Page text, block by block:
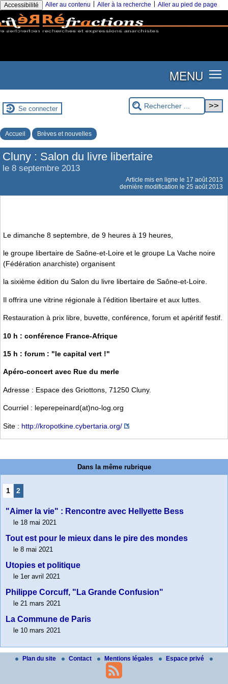
Accessibilité Aller au contenu Aller à la recherche Aller au pied de page
MENU
Se connecter
Accueil Brèves et nouvelles
Cluny : Salon du livre libertaire
le 8 septembre 2013
Article mis en ligne le 17 août 2013
dernière modification le 25 août 2013
Le dimanche 8 septembre, de 9 heures à 19 heures,
le groupe libertaire de Saône-et-Loire et le groupe La Vache noire
(Fédération anarchiste) organisent
la sixième édition du Salon du livre libertaire de Saône-et-Loire.
Il offrira une vitrine régionale à l’édition libertaire et aux luttes.
Restauration à prix libre, buvette, conférence, forum et apéritif festif.
10 h : conférence France-Afrique
15 h : forum : "le capital vert !"
Apéro-concert avec Rue du merle
Adresse : Espace des Griottons, 71250 Cluny.
Courriel : leperepeinard(at)no-log.org
Site : http://kropotkine.cybertaria.org/
Dans la même rubrique
1 2
"Aimer la vie" : Rencontre avec Hellyette Bess
le 18 mai 2021
Tout est pour le mieux dans le pire des mondes
le 8 mai 2021
Utopies et politique
le 1er avril 2021
Philippe Corcuff, "La Grande Confusion"
le 21 mars 2021
La Commune de Paris
le 10 mars 2021
Plan du site Contact Mentions légales Espace privé